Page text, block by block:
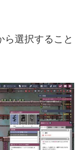
ら選択すること